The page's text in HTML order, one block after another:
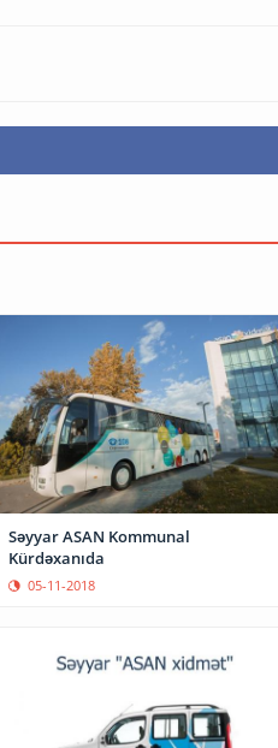
Səyyar ASAN Kommunal
Kürdəxanıda
05-11-2018